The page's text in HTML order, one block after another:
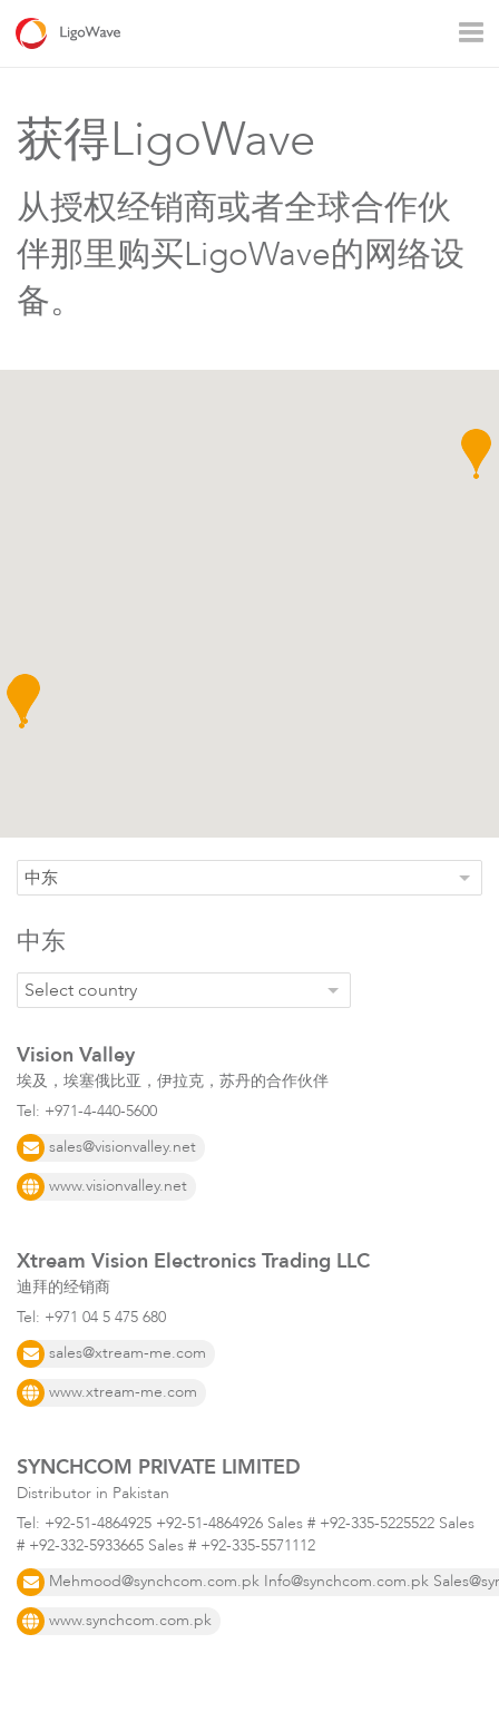
农村通讯 企业Wi – Fi
Infinity系列
获得LigoWave
从授权经销商或者全球合作伙
伴那里购买LigoWave的网络设
备。
中东
中东
Select country
Vision Valley
埃及，埃塞俄比亚，伊拉克，苏丹的合作伙伴
Tel: +971-4-440-5600
sales@visionvalley.net
www.visionvalley.net
Xtream Vision Electronics Trading LLC
迪拜的经销商
Tel: +971 04 5 475 680
sales@xtream-me.com
www.xtream-me.com
SYNCHCOM PRIVATE LIMITED
Distributor in Pakistan
Tel: +92-51-4864925 +92-51-4864926 Sales # +92-335-5225522 Sales
# +92-332-5933665 Sales # +92-335-5571112
Mehmood@synchcom.com.pk Info@synchcom.com.pk
www.synchcom.com.pk